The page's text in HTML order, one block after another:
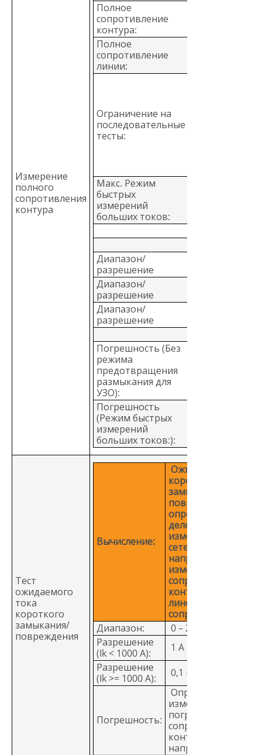
Измерение
полного
сопротивления
контура
Полное
сопротивление
контура:
Полное
сопротивление
линии:
Ограничение на
последовательные
тесты:
Макс. Режим
быстрых
измерений
больших токов:
Диапазон/
разрешение
Диапазон/
разрешение
Диапазон/
разрешение
Погрешность (Без
режима
предотвращения
размыкания для
УЗО):
Погрешность
(Режим быстрых
измерений
больших токов:):
Тест
ожидаемого
тока
короткого
замыкания/
повреждения
Вычисление:
Ожидаемый ток
короткого
замыкания или
повреждения
определяется
делением
измеренного
сетевого
напряжения на
измеренное
сопротивление
контура (L-PE) или
линейное
сопротивление (L-
Диапазон:
0 – 25 кА
Разрешение
(Ik < 1000 А):
1 А
Разрешение
(Ik >= 1000 А):
0,1 кА
Погрешность:
Определяется
измерениями
погрешности
сопротивления
контура и сетевого
напряжения.